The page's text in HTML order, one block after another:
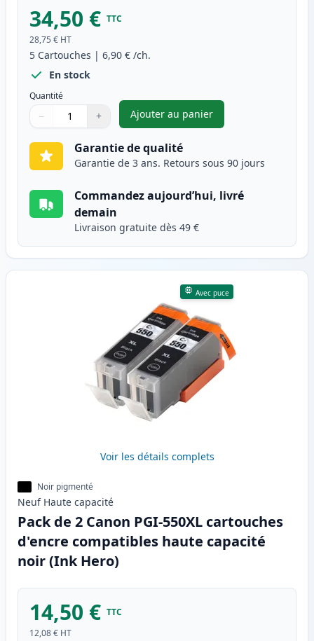
34,50 € TTC
28,75 € HT
5 Cartouches | 6,90 € /ch.
En stock
Quantité
Quantité
Utilisez les boutons pour ajuster
− +
Quantité
Ajouter au panier
,Pack de 5 Canon PGI-550XL
Garantie de qualité
Garantie de 3 ans. Retours sous 90 jours
Commandez aujourd’hui, livré
demain
Livraison gratuite dès 49 €
Avec puce
Voir les détails complets
Noir pigmenté
Neuf Haute capacité
Pack de 2 Canon PGI-550XL cartouches
d'encre compatibles haute capacité
noir (Ink Hero)
14,50 € TTC
12,08 € HT